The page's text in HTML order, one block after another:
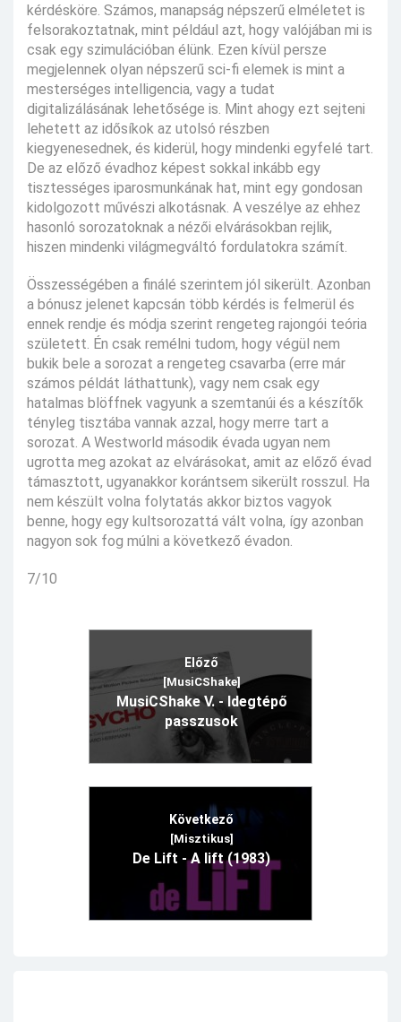
kérdésköre. Számos, manapság népszerű elméletet is
felsorakoztatnak, mint például azt, hogy valójában mi is
csak egy szimulációban élünk. Ezen kívül persze
megjelennek olyan népszerű sci-fi elemek is mint a
mesterséges intelligencia, vagy a tudat
digitalizálásának lehetősége is. Mint ahogy ezt sejteni
lehetett az idősíkok az utolsó részben
kiegyenesednek, és kiderül, hogy mindenki egyfelé tart.
De az előző évadhoz képest sokkal inkább egy
tisztességes iparosmunkának hat, mint egy gondosan
kidolgozott művészi alkotásnak. A veszélye az ehhez
hasonló sorozatoknak a nézői elvárásokban rejlik,
hiszen mindenki világmegváltó fordulatokra számít.
Összességében a finálé szerintem jól sikerült. Azonban
a bónusz jelenet kapcsán több kérdés is felmerül és
ennek rendje és módja szerint rengeteg rajongói teória
született. Én csak remélni tudom, hogy végül nem
bukik bele a sorozat a rengeteg csavarba (erre már
számos példát láthattunk), vagy nem csak egy
hatalmas blöffnek vagyunk a szemtanúi és a készítők
tényleg tisztába vannak azzal, hogy merre tart a
sorozat. A Westworld második évada ugyan nem
ugrotta meg azokat az elvárásokat, amit az előző évad
támasztott, ugyanakkor korántsem sikerült rosszul. Ha
nem készült volna folytatás akkor biztos vagyok
benne, hogy egy kultsorozattá vált volna, így azonban
nagyon sok fog múlni a következő évadon.
7/10
Előző
[MusiCShake]
MusiCShake V. - Idegtépő
passzusok
Következő
[Misztikus]
De Lift - A lift (1983)